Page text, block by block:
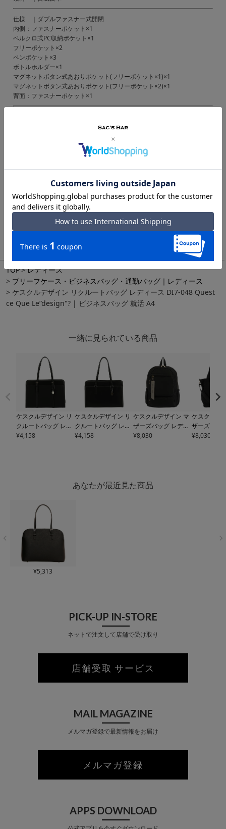
TOP
レディース
ブリーフケース・ビジネスバッグ・通勤バッグ｜レディース
ケスクルデザイン リクルートバッグ レディース DI7-048 Quest
ce Que Le”design"? | ビジネスバッグ 就活 A4
仕様 ｜ダブルファスナー式開閉
内側：ファスナーポケット×1
ベルクロ式PC収納ポケット×1
フリーポケット×2
ペンポケット×3
ボトルホルダー×1
マグネットボタン式あおりポケット(フリーポケット×1)×1
マグネットボタン式あおりポケット(フリーポケット×2)×1
背面：ファスナーポケット×1
● 商品の画像は、できるだけ商品に近いカラーにて掲載をしております。
お客様のモニターの発色または設定により、実際の色味と異なる場合もあ
の個体差により、若干サイズのばらつきがあります。サイズはあくまでも
目安としてお考えください。
● 天然皮革・素材を使用している商品によっては、天然素材の特性上、部
位により風合いやシミ・シワ感や焦げ、濃淡など多少の個体差がある場合
があります。あらかじめご了承ください。
一緒に見られている商品
ケスクルデザイン リ
クルートバッグ レデ
ィース
¥4,158
ケスクルデザイン リ
クルートバッグ レデ
ィース
¥4,158
ケスクルデザイン マ
ザーズバッグ レディ
ースDU6-023 Quest
¥8,030
ケスクルデ
ザーズバッ
ースDU6-
¥8,030
あなたが最近見た商品
¥5,313
PICK-UP IN-STORE
ネットで注文して店舗で受け取り
店舗受取 サービス
MAIL MAGAZINE
メルマガ登録で最新情報をお届け
メルマガ登録
APPS DOWNLOAD